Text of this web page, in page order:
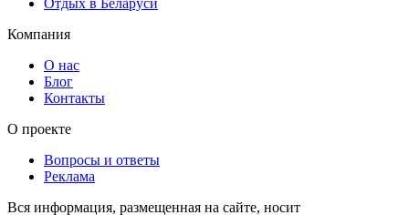
Компания
О нас
Блог
Контакты
О проекте
Вопросы и ответы
Реклама
Вся информация, размещенная на сайте, носит